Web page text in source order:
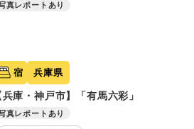
真レポートあり
宿 兵庫県
兵庫・神戸市】「有馬六彩」
真レポートあり